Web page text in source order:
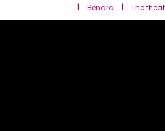
|
Bendra | The